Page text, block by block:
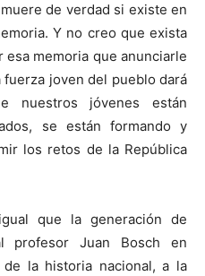
de verdad si existe en
Y no creo que exista
memoria que anunciarle
joven del pueblo dará
nuestros jóvenes están
se están formando y
los retos de la República
que la generación de
profesor Juan Bosch en
de la historia nacional, a la